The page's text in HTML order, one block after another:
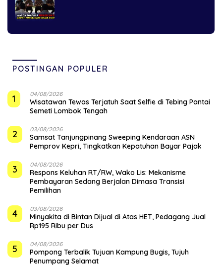
POSTINGAN POPULER
1 04/08/2026
Wisatawan Tewas Terjatuh Saat Selfie di Tebing Pantai
Semeti Lombok Tengah
2 03/08/2026
Samsat Tanjungpinang Sweeping Kendaraan ASN
Pemprov Kepri, Tingkatkan Kepatuhan Bayar Pajak
3 04/08/2026
‎Respons Keluhan RT/RW, Wako Lis: Mekanisme
Pembayaran Sedang Berjalan Dimasa Transisi
Pemilihan
4 03/08/2026
Minyakita di Bintan Dijual di Atas HET, Pedagang Jual
Rp195 Ribu per Dus
5 04/08/2026
Pompong Terbalik Tujuan Kampung Bugis, Tujuh
Penumpang Selamat